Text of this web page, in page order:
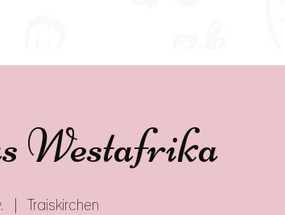
Westafrika
Traiskirchen